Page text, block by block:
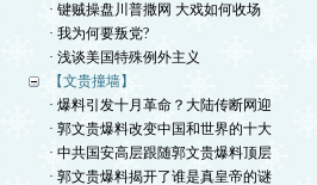
· 键贼操盘川普撒网 大戏如何收场
· 我为何要叛党?
· 浅谈美国特殊例外主义
【文贵撞墙】
· 爆料引发十月革命？大陆传断网迎
· 郭文贵爆料改变中国和世界的十大
· 中共国安高层跟随郭文贵爆料顶层
· 郭文贵爆料揭开了谁是真皇帝的谜